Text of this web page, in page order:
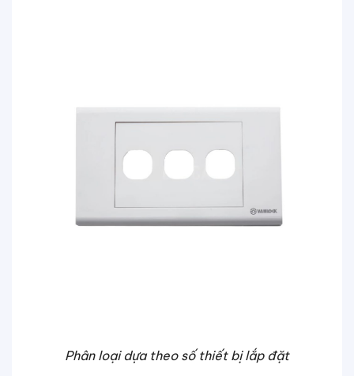
Phân loại dựa theo số thiết bị lắp đặt